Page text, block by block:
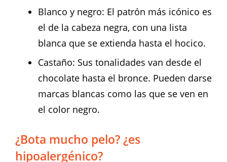
Blanco y negro: El patrón más icónico es
el de la cabeza negra, con una lista
blanca que se extienda hasta el hocico.
Castaño: Sus tonalidades van desde el
chocolate hasta el bronce. Pueden darse
marcas blancas como las que se ven en
el color negro.
¿Bota mucho pelo? ¿es
hipoalergénico?